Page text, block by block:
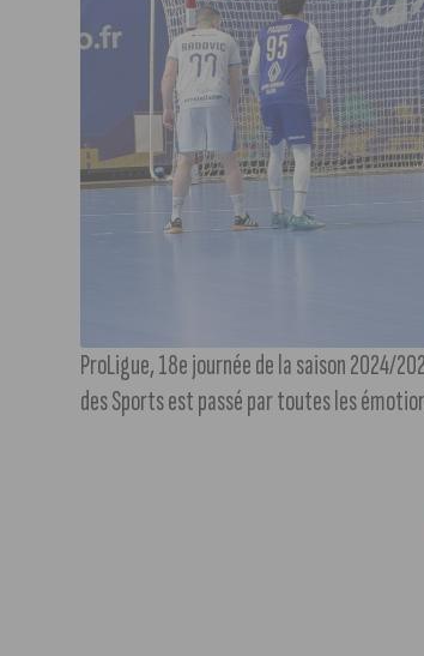
ProLigue, 18e journée de la saison 2024/
des Sports est passé par toutes les